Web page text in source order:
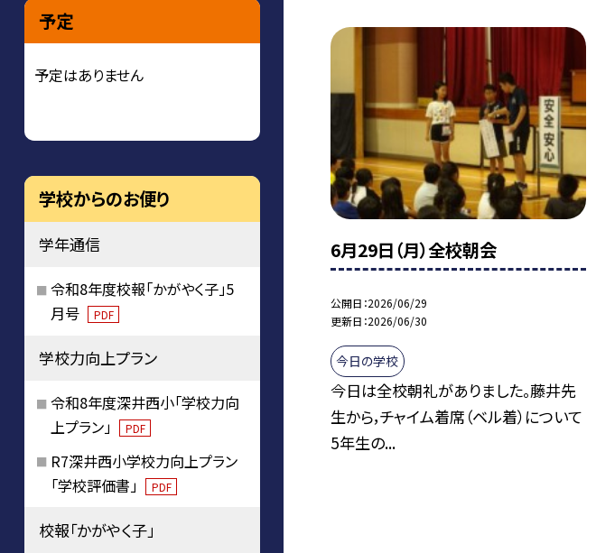
6月29日（月）全校朝会
公開日 2026/06/29
更新日 2026/06/30
今日の学校
今日は全校朝礼がありました。藤井先
生から，チャイム着席（ベル着）について
5年生の...
予定
予定はありません
学校からのお便り
学年通信
令和8年度校報「かがやく子」5
月号
PDF
学校力向上プラン
令和8年度深井西小「学校力向
上プラン」
PDF
R7深井西小学校力向上プラン
「学校評価書」
PDF
校報「かがやく子」